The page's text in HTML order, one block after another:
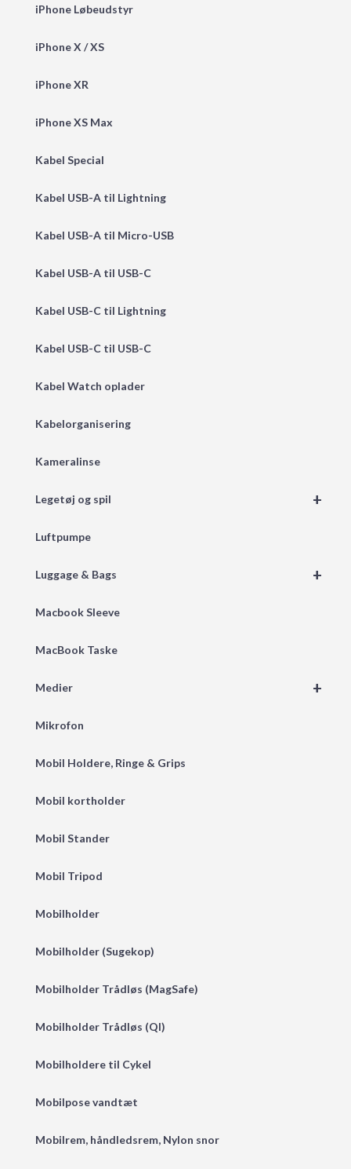
iPhone Løbeudstyr
iPhone X / XS
iPhone XR
iPhone XS Max
Kabel Special
Kabel USB-A til Lightning
Kabel USB-A til Micro-USB
Kabel USB-A til USB-C
Kabel USB-C til Lightning
Kabel USB-C til USB-C
Kabel Watch oplader
Kabelorganisering
Kameralinse
+
Legetøj og spil
Luftpumpe
+
Luggage & Bags
Macbook Sleeve
MacBook Taske
+
Medier
Mikrofon
Mobil Holdere, Ringe & Grips
Mobil kortholder
Mobil Stander
Mobil Tripod
Mobilholder
Mobilholder (Sugekop)
Mobilholder Trådløs (MagSafe)
Mobilholder Trådløs (QI)
Mobilholdere til Cykel
Mobilpose vandtæt
Mobilrem, håndledsrem, Nylon snor